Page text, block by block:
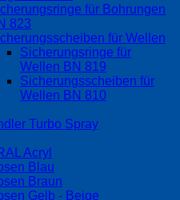
für Bohrungen
823
für Wellen
Sicherungsringe für
Wellen BN 819
Sicherungsscheiben für
Wellen BN 810
Turbo Spray
Acryl
Blau
Braun
Gelb - Beige